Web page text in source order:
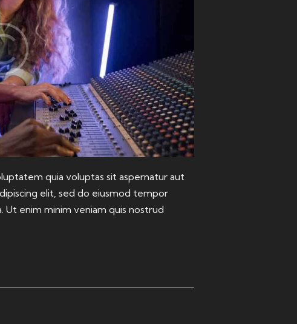
quia voluptas sit aspernatur aut
elit, sed do eiusmod tempor
Ut enim minim veniam quis nostrud